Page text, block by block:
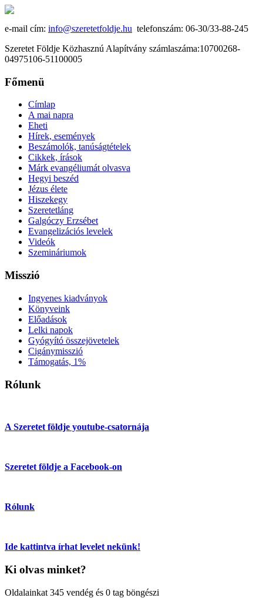
e-mail cím: info@szeretetfoldje.hu telefonszám: 06-30/33-88-245
Szeretet Földje Közhasznú Alapítvány számlaszáma:10700268-
04975106-51100005
Főmenü
Címlap
A mai napra
Eheti
Hírek, események
Beszámolók, tanúságtételek
Cikkek, írások
Márk evangéliumát olvasva
Hegyi beszéd
Jézus élete
Hiszekegy
Szeretetláng
Galgóczy Erzsébet
Evangelizációs levelek
Videók
Szemináriumok
Misszió
Ingyenes kiadványok
Könyveink
Előadások
Lelki napok
Gyógyító összejövetelek
Cigánymisszió
Támogatás, 1%
Rólunk
A Szeretet földje youtube-csatornája
Szeretet földje a Facebook-on
Rólunk
Ide kattintva írhat levelet nekünk!
Ki olvas minket?
Oldalainkat 345 vendég és 0 tag böngészi